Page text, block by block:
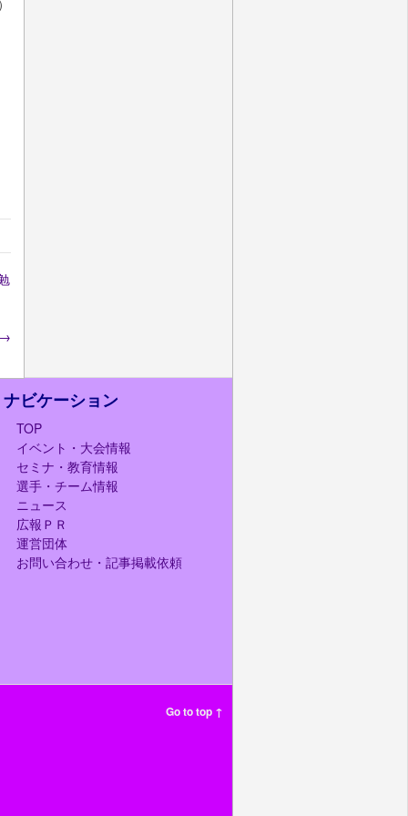
→
ナビケーション
TOP
イベント・大会情報
セミナ・教育情報
選手・チーム情報
ニュース
広報ＰＲ
運営団体
お問い合わせ・記事掲載依頼
Go to top ↑